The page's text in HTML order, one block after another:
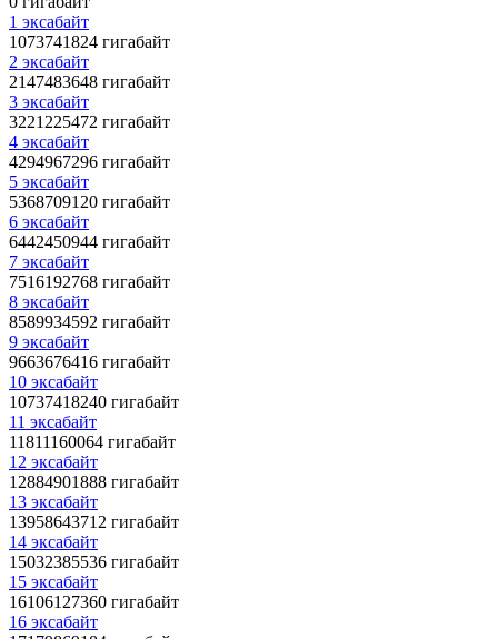
1 эксабайт
1073741824 гигабайт
2 эксабайт
2147483648 гигабайт
3 эксабайт
3221225472 гигабайт
4 эксабайт
4294967296 гигабайт
5 эксабайт
5368709120 гигабайт
6 эксабайт
6442450944 гигабайт
7 эксабайт
7516192768 гигабайт
8 эксабайт
8589934592 гигабайт
9 эксабайт
9663676416 гигабайт
10 эксабайт
10737418240 гигабайт
11 эксабайт
11811160064 гигабайт
12 эксабайт
12884901888 гигабайт
13 эксабайт
13958643712 гигабайт
14 эксабайт
15032385536 гигабайт
15 эксабайт
16106127360 гигабайт
16 эксабайт